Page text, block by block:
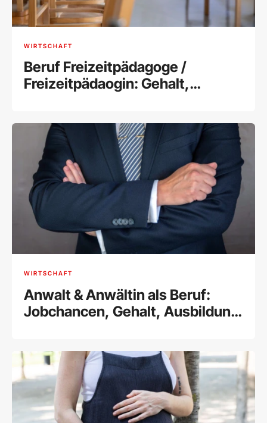
WIRTSCHAFT
Beruf Freizeitpädagoge /
Freizeitpädaogin: Gehalt,
WIRTSCHAFT
Anwalt & Anwältin als Beruf:
Jobchancen, Gehalt, Ausbildung